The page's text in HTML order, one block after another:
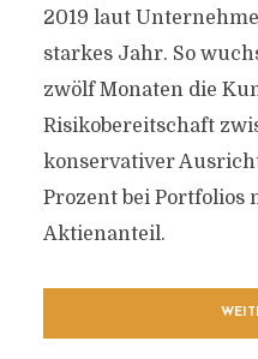
2019 laut
starkes Jahr. So
zwölf Monaten die
Risikobereitschaft
konservativer
Prozent bei Portfolios
Aktienanteil.